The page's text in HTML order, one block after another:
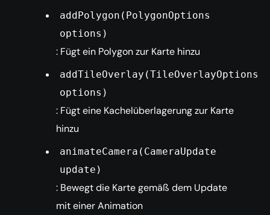
addPolygon(PolygonOptions
options)
: Fügt ein Polygon zur Karte hinzu
addTileOverlay(TileOverlayOptions
options)
: Fügt eine Kachelüberlagerung zur Karte
hinzu
animateCamera(CameraUpdate
update)
: Bewegt die Karte gemäß dem Update
mit einer Animation